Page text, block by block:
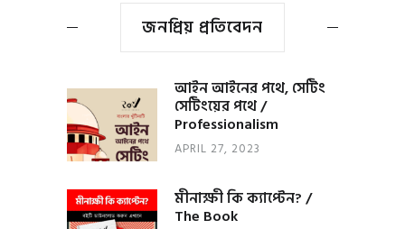
জনপ্রিয় প্রতিবেদন
আইন আইনের পথে, সেটিং
সেটিংয়ের পথে /
Professionalism
APRIL 27, 2023
মীনাক্ষী কি ক্যাপ্টেন? /
The Book